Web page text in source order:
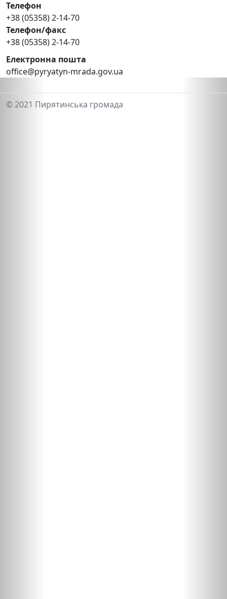
Телефон
+38 (05358) 2-14-70
Телефон/факс
+38 (05358) 2-14-70
Електронна пошта
office@pyryatyn-mrada.gov.ua
© 2021 Пирятинська громада